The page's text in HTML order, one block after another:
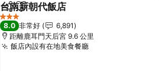
分享 加入我的最愛
台南新朝代飯店
3 星級
8.0 非常好
6,891
距離鹿耳門天后宮 9.6 公里
飯店內設有在地美食餐廳